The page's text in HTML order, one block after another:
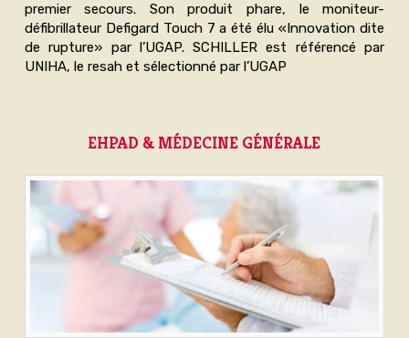
premier secours. Son produit phare, le moniteur-
défibrillateur Defigard Touch 7 a été élu «Innovation dite
de rupture» par l’UGAP. SCHILLER est référencé par
UNIHA, le resah et sélectionné par l’UGAP
EHPAD & MÉDECINE GÉNÉRALE